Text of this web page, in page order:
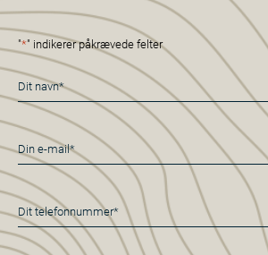
"*" indikerer påkrævede felter
Navn
*
E-
mail
*
Telefon
*